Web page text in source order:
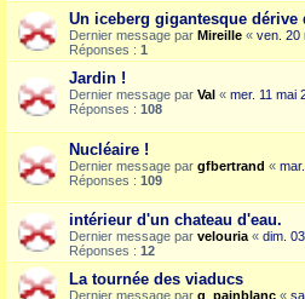
Un iceberg gigantesque
Dernier message par Mireille « ven. 20
Réponses : 1
Jardin !
Dernier message par Val « mer. 11 mai
Réponses : 108
Nucléaire !
Dernier message par gfbertrand «
Réponses : 109
intérieur d'un chateau d'eau.
Dernier message par velouria« dim.
Réponses : 12
La tournée des viaducs
Dernier message par g_painblanc «